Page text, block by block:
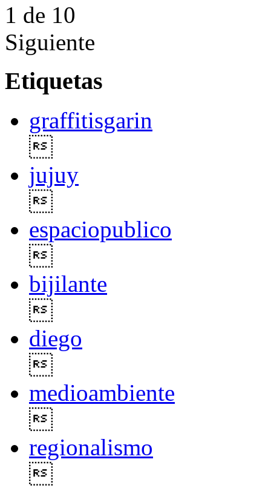
1 de 10
Siguiente
Etiquetas
graffitisgarin
jujuy
espaciopublico
bijilante
diego
medioambiente
regionalismo